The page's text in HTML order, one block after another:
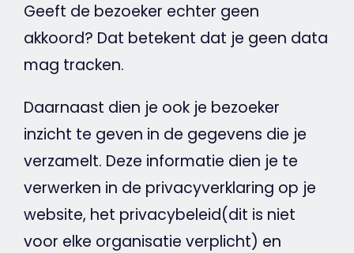
Geeft de bezoeker echter geen
akkoord? Dat betekent dat je geen data
mag tracken.
Daarnaast dien je ook je bezoeker
inzicht te geven in de gegevens die je
verzamelt. Deze informatie dien je te
verwerken in de privacyverklaring op je
website, het privacybeleid(dit is niet
voor elke organisatie verplicht) en